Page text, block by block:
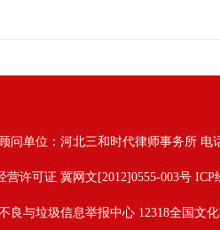
问单位：河北三和时代律师事务所 电
许可证 冀网文[2012]0555-003号 ICP
良与垃圾信息举报中心 12318全国文